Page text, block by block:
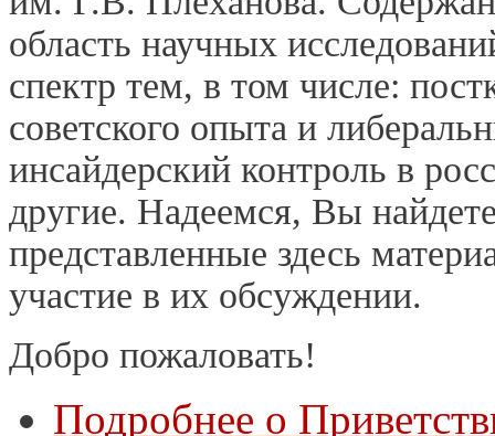
область научных
спектр тем, в том числе:
советского опыта и
инсайдерский контроль в
другие. Надеемся, Вы
представленные здесь
участие в их обсуждении.
Добро пожаловать!
Подробнее о